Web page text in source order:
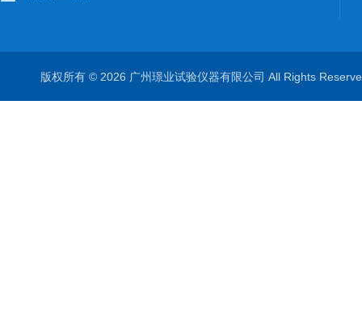
版权所有 © 2026 广州璟业试验仪器有限公司 All Rights